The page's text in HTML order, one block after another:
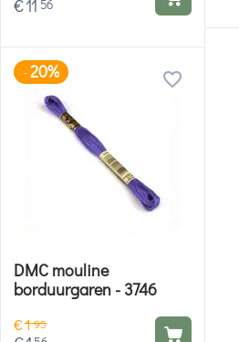
€11 56
-20%
DMC mouline
borduurgaren - 3746
€195